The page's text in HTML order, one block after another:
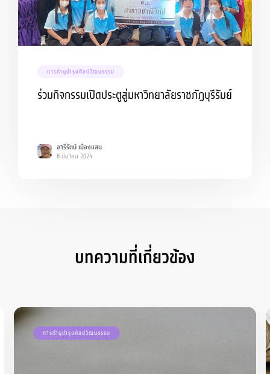
การทำนุบำรุงศิลปวัฒนธรรม
ร่วมกิจกรรมเปิดประตูสู่มหาวิทยาลัยราชภัฏบุรีรัมย์
อารีรัตน์ เมืองแสน
8 มีนาคม 2024
บทความที่เกี่ยวข้อง
การทำนุบำรุงศิลปวัฒนธรรม